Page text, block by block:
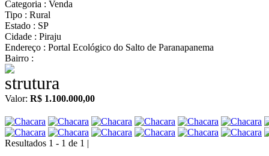
Categoria : Venda
Tipo : Rural
Estado : SP
Cidade : Piraju
Endereço : Portal Ecológico do Salto de Paranapanema
Bairro :
Valor: R$ 1.100.000,00
Resultados 1 - 1 de 1 |